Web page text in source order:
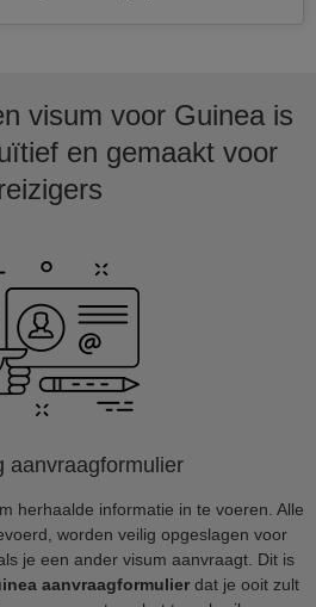
visum voor Guinea is
en gemaakt voor
aanvraagformulier
herhaalde informatie in te voeren. Alle
worden veilig opgeslagen voor
je een ander visum aanvraagt. Dit is
aanvraagformulierdat je ooit zult